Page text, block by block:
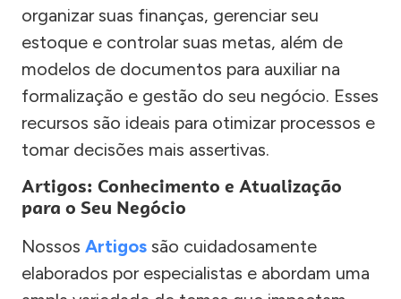
organizar suas finanças, gerenciar seu
estoque e controlar suas metas, além de
modelos de documentos para auxiliar na
formalização e gestão do seu negócio. Esses
recursos são ideais para otimizar processos e
tomar decisões mais assertivas.
Artigos: Conhecimento e Atualização
para o Seu Negócio
Nossos Artigos são cuidadosamente
elaborados por especialistas e abordam uma